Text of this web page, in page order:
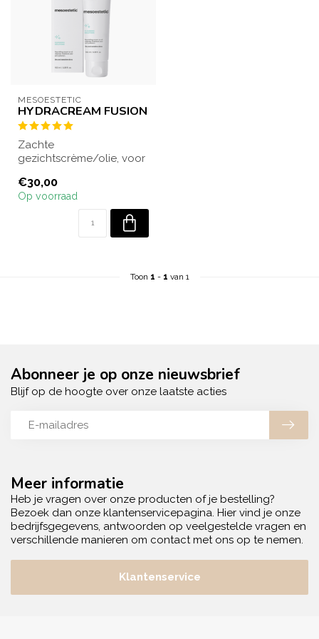
MESOESTETIC
HYDRACREAM FUSION
Zachte
gezichtscrème/olie, voor
onzuiverheden en make-
up. Ba...
€30,00
Op voorraad
Toon 1 - 1 van 1
Meer informatie
Heb je vragen over onze producten of je bestelling?
Bezoek dan onze klantenservicepagina. Hier vind je onze
bedrijfsgegevens, antwoorden op veelgestelde vragen en
verschillende manieren om contact met ons op te nemen.
Klantenservice
Abonneer je op onze nieuwsbrief
Blijf op de hoogte over onze laatste acties